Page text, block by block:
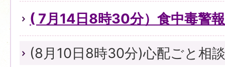
( 7月14日8時30分）食中毒警
(8月10日8時30分)心配ごと相